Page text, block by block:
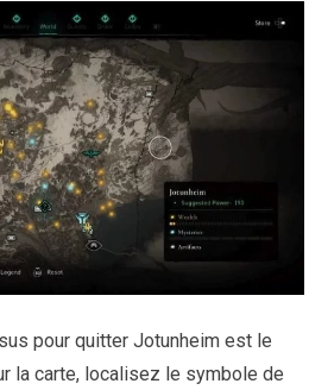
pour quitter Jotunheim est le
la carte, localisez le symbole de